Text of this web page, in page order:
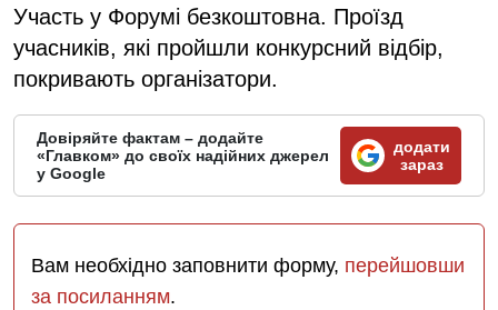
Участь у Форумі безкоштовна. Проїзд
учасників, які пройшли конкурсний відбір,
покривають організатори.
Довіряйте фактам – додайте
«Главком» до своїх надійних джерел
у Google
додати
зараз
Вам необхідно заповнити форму, перейшовши
за посиланням.